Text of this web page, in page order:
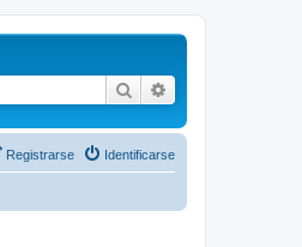
Buscar
Identificarse
Registrarse